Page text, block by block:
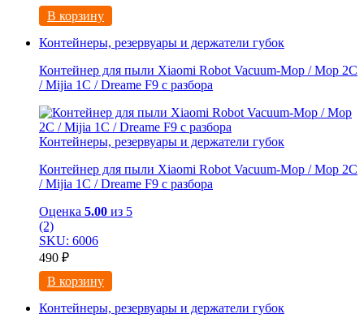
В корзину
Контейнеры, резервуары и держатели губок
Контейнер для пыли Xiaomi Robot Vacuum-Mop / Mop 2C
/ Mijia 1C / Dreame F9 с разбора
Контейнеры, резервуары и держатели губок
Контейнер для пыли Xiaomi Robot Vacuum-Mop / Mop 2C
/ Mijia 1C / Dreame F9 с разбора
Оценка 5.00 из 5
(2)
SKU: 6006
490 ₽
В корзину
Контейнеры, резервуары и держатели губок